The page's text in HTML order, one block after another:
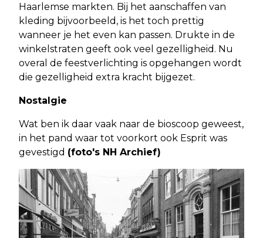
Haarlemse markten. Bij het aanschaffen van
kleding bijvoorbeeld, is het toch prettig
wanneer je het even kan passen. Drukte in de
winkelstraten geeft ook veel gezelligheid. Nu
overal de feestverlichting is opgehangen wordt
die gezelligheid extra kracht bijgezet.
Nostalgie
Wat ben ik daar vaak naar de bioscoop geweest,
in het pand waar tot voorkort ook Esprit was
gevestigd (foto's NH Archief)